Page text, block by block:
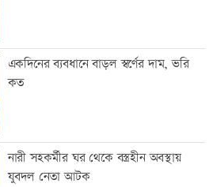
একদিনের ব্যবধানে বাড়ল স্বর্ণের দাম, ভরি
কত
নারী সহকর্মীর ঘর থেকে বস্ত্রহীন অবস্থায়
যুবদল নেতা আটক